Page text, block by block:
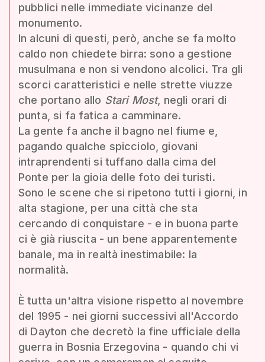
pubblici nelle immediate vicinanze del
monumento.
In alcuni di questi, però, anche se fa molto
caldo non chiedete birra: sono a gestione
musulmana e non si vendono alcolici. Tra gli
scorci caratteristici e nelle strette viuzze
che portano allo Stari Most, negli orari di
punta, si fa fatica a camminare.
La gente fa anche il bagno nel fiume e,
pagando qualche spicciolo, giovani
intraprendenti si tuffano dalla cima del
Ponte per la gioia delle foto dei turisti.
Sono le scene che si ripetono tutti i giorni, in
alta stagione, per una città che sta
cercando di conquistare - e in buona parte
ci è già riuscita - un bene apparentemente
banale, ma in realtà inestimabile: la
normalità.
È tutta un'altra visione rispetto al novembre
del 1995 - nei giorni successivi all'Accordo
di Dayton che decretò la fine ufficiale della
guerra in Bosnia Erzegovina - quando chi vi